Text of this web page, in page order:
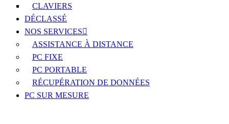
CLAVIERS
DÉCLASSÉ
NOS SERVICES
ASSISTANCE À DISTANCE
PC FIXE
PC PORTABLE
RÉCUPÉRATION DE DONNÉES
PC SUR MESURE